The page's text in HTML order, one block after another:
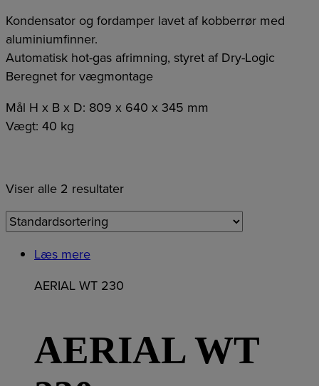
Kondensator og fordamper lavet af kobberrør med
aluminiumfinner.
Automatisk hot-gas afrimning, styret af Dry-Logic
Beregnet for vægmontage
Mål H x B x D: 809 x 640 x 345 mm
Vægt: 40 kg
Viser alle 2 resultater
Læs mere
AERIAL WT 230
AERIAL WT